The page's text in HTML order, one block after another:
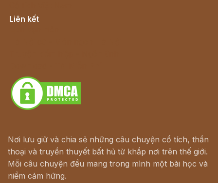
Liên kết
Nơi lưu giữ và chia sẻ những câu chuyện cổ tích, thần
thoại và truyền thuyết bất hủ từ khắp nơi trên thế giới.
Mỗi câu chuyện đều mang trong mình một bài học và
niềm cảm hứng.